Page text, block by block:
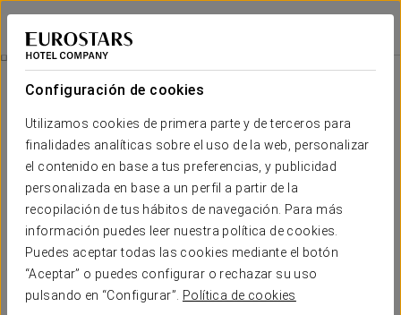
Configuración de cookies
Utilizamos cookies de primera parte y de terceros para
finalidades analíticas sobre el uso de la web, personalizar
el contenido en base a tus preferencias, y publicidad
personalizada en base a un perfil a partir de la
recopilación de tus hábitos de navegación. Para más
información puedes leer nuestra política de cookies.
Puedes aceptar todas las cookies mediante el botón
“Aceptar” o puedes configurar o rechazar su uso
pulsando en “Configurar”.
Política de cookies
Eurostars Hacienda Vista Real
PLAYA DEL CARMEN
Xel-Ha Total
139 USD por persona
Xel-Ha Total